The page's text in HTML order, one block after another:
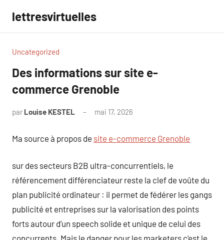
contenu
lettresvirtuelles
Uncategorized
Des informations sur site e-
commerce Grenoble
par Louise KESTEL mai 17, 2026
Ma source à propos de site e-commerce Grenoble
sur des secteurs B2B ultra-concurrentiels, le
référencement différenciateur reste la clef de voûte du
plan publicité ordinateur : il permet de fédérer les gangs
publicité et entreprises sur la valorisation des points
forts autour d’un speech solide et unique de celui des
concurrents. Mais le danger pour les marketers c’est le